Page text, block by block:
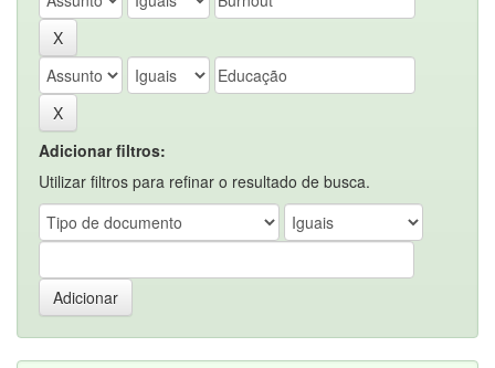
Adicionar filtros:
Utilizar filtros para refinar o resultado de busca.